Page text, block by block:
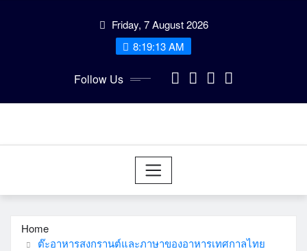
Friday, 7 August 2026
8:19:13 AM
Follow Us
Home
ต๊ะอาหารสงกรานต์และภาษาของอาหารเทศกาลไทย